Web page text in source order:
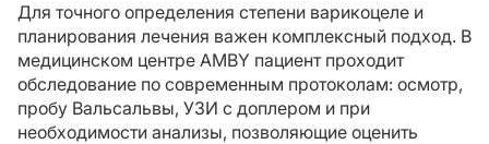
Для точного определения степени варикоцеле и
планирования лечения важен комплексный подход. В
медицинском центре AMBY пациент проходит
обследование по современным протоколам: осмотр,
пробу Вальсальвы, УЗИ с доплером и при
необходимости анализы, позволяющие оценить